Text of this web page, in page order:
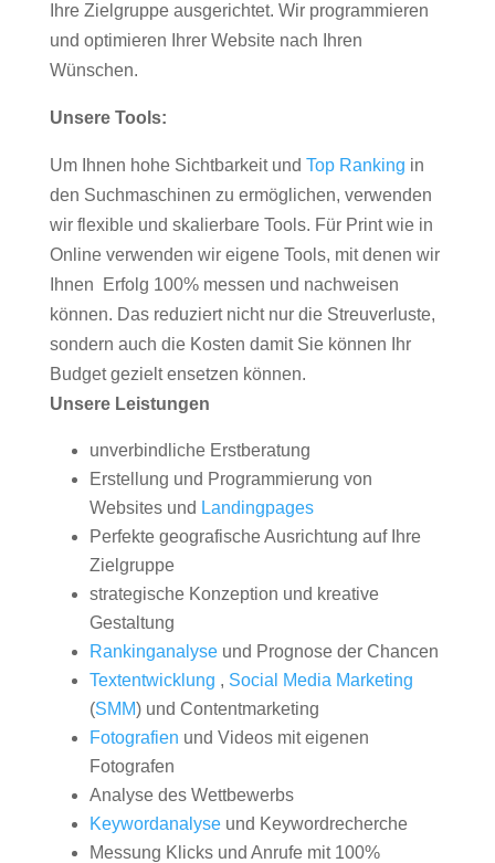
Ihre Zielgruppe ausgerichtet. Wir programmieren
und optimieren Ihrer Website nach Ihren
Wünschen.
Unsere Tools:
Um Ihnen hohe Sichtbarkeit und Top Ranking in
den Suchmaschinen zu ermöglichen, verwenden
wir flexible und skalierbare Tools. Für Print wie in
Online verwenden wir eigene Tools, mit denen wir
Ihnen Erfolg 100% messen und nachweisen
können. Das reduziert nicht nur die Streuverluste,
sondern auch die Kosten damit Sie können Ihr
Budget gezielt ensetzen können.
Unsere Leistungen
unverbindliche Erstberatung
Erstellung und Programmierung von
Websites und Landingpages
Perfekte geografische Ausrichtung auf Ihre
Zielgruppe
strategische Konzeption und kreative
Gestaltung
Rankinganalyseund Prognose der Chancen
Textentwicklung , Social Media Marketing
(SMM) und Contentmarketing
Fotografien und Videos mit eigenen
Fotografen
Analyse des Wettbewerbs
Keywordanalyseund Keywordrecherche
Messung Klicks und Anrufe mit 100%